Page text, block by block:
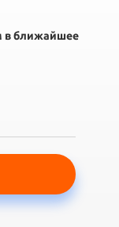
в ближайшее